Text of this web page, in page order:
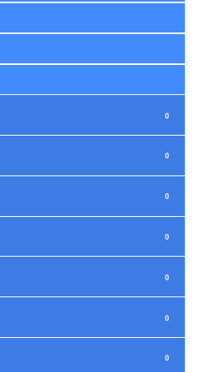
0
0
0
0
0
0
0